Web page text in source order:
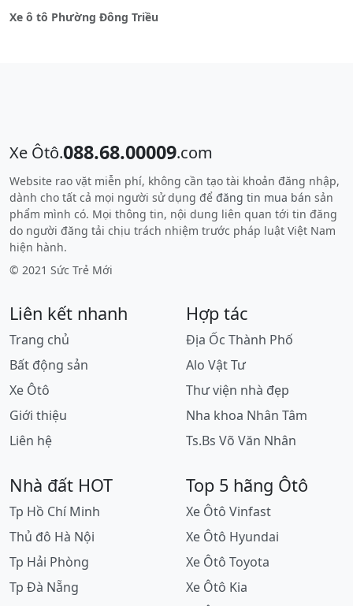
Xe ô tô Phường Đông Triều
Xe Ôtô.088.68.00009.com
Website rao vặt miễn phí, không cần tạo tài khoản đăng nhập,
dành cho tất cả mọi người sử dụng để đăng tin mua bán sản
phẩm mình có. Mọi thông tin, nội dung liên quan tới tin đăng
do người đăng tải chịu trách nhiệm trước pháp luật Việt Nam
hiện hành.
© 2021 Sức Trẻ Mới
Liên kết nhanh
Trang chủ
Bất động sản
Xe Ôtô
Giới thiệu
Liên hệ
Hợp tác
Địa Ốc Thành Phố
Alo Vật Tư
Thư viện nhà đẹp
Nha khoa Nhân Tâm
Ts.Bs Võ Văn Nhân
Nhà đất HOT
Tp Hồ Chí Minh
Thủ đô Hà Nội
Tp Hải Phòng
Tp Đà Nẵng
Top 5 hãng Ôtô
Xe Ôtô Vinfast
Xe Ôtô Hyundai
Xe Ôtô Toyota
Xe Ôtô Kia